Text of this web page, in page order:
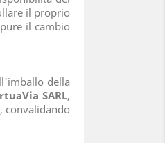
il proprio
il cambio
della
SARL,
convalidando